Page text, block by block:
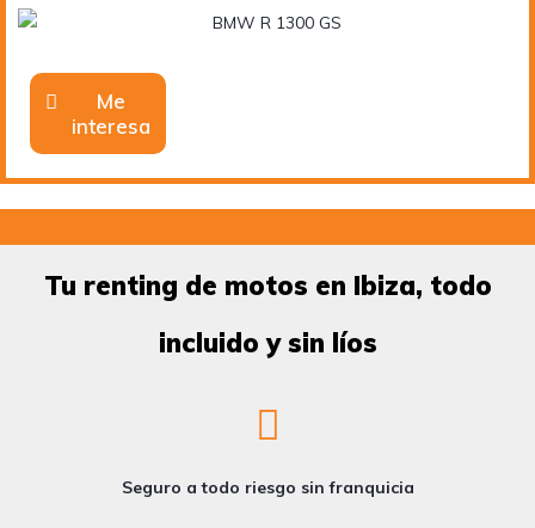
Me
interesa
Tu renting de motos en Ibiza, todo
incluido y sin líos
Seguro a todo riesgo sin franquicia